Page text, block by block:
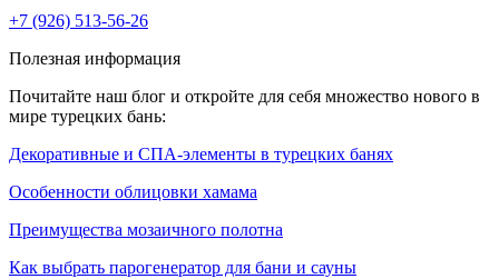
+7 (926) 513-56-26
Полезная информация
Почитайте наш блог и откройте для себя множество нового в
мире турецких бань:
Декоративные и СПА-элементы в турецких банях
Особенности облицовки хамама
Преимущества мозаичного полотна
Как выбрать парогенератор для бани и сауны